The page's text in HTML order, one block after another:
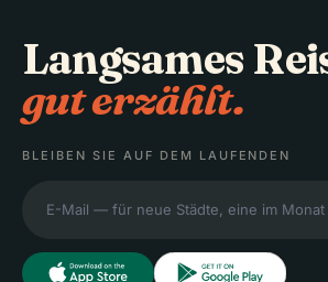
Langsames
gut erzählt.
BLEIBEN SIE AUF DEM LAUFENDEN